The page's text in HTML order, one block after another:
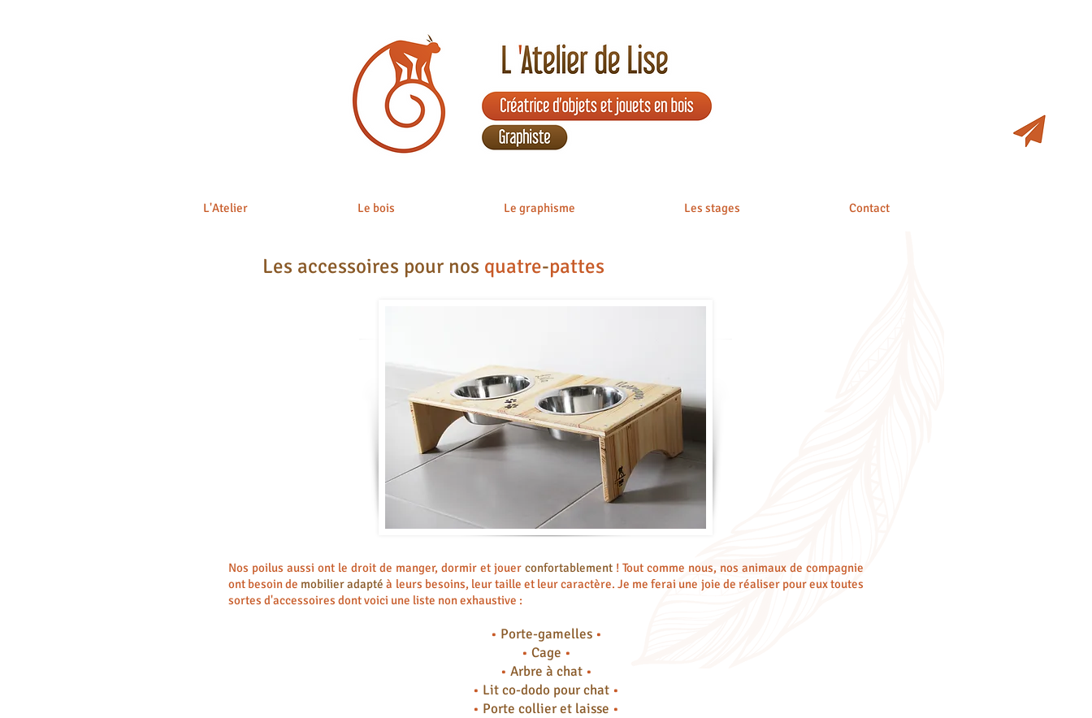
L'Atelier Le bois Le graphisme Les stages Contact
Les accessoires pour nos quatre-pattes
Nos poilus aussi ont le droit de manger, dormir et jouer confortablement ! Tout comme nous, nos animaux de compagnie
ont besoin de mobilier adapté à leurs besoins, leur taille et leur caractère.Je me ferai une joie de réaliser pour eux toutes
sortes d'accessoires dont voici une liste non exhaustive :
• Porte-gamelles •
• Cage •
• Arbre à chat •
• Lit co-dodo pour chat •
• Porte collier et laisse •